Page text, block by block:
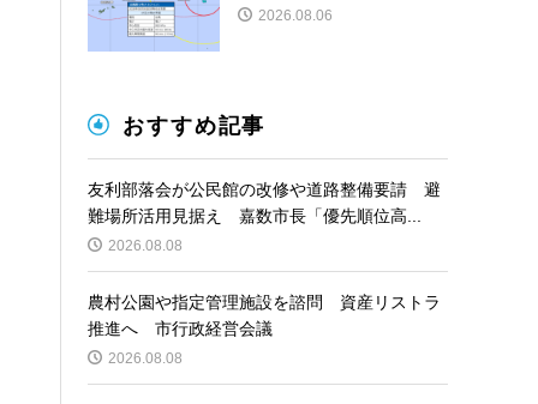
2026.08.06
おすすめ記事
友利部落会が公民館の改修や道路整備要請 避
難場所活用見据え 嘉数市長「優先順位高...
2026.08.08
農村公園や指定管理施設を諮問 資産リストラ
推進へ 市行政経営会議
2026.08.08